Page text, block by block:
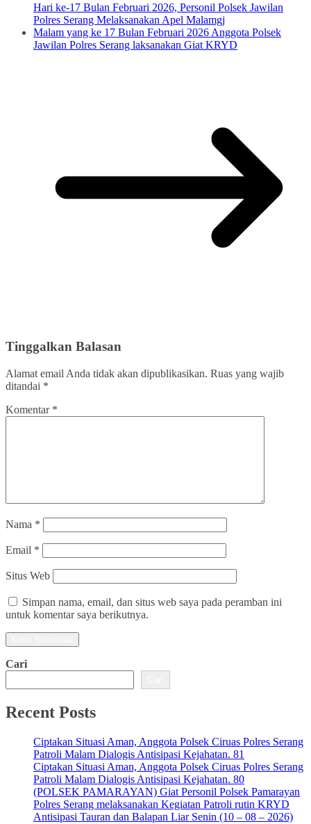
Hari ke-17 Bulan Februari 2026, Personil Polsek Jawilan
Polres Serang Melaksanakan Apel Malamgj
Malam yang ke 17 Bulan Februari 2026 Anggota Polsek
Jawilan Polres Serang laksanakan Giat KRYD
Tinggalkan Balasan
Alamat email Anda tidak akan dipublikasikan. Ruas yang wajib
ditandai *
Komentar *
Nama *
Email *
Situs Web
Simpan nama, email, dan situs web saya pada peramban ini
untuk komentar saya berikutnya.
Cari
Recent Posts
Ciptakan Situasi Aman, Anggota Polsek Ciruas Polres Serang
Patroli Malam Dialogis Antisipasi Kejahatan. 81
Ciptakan Situasi Aman, Anggota Polsek Ciruas Polres Serang
Patroli Malam Dialogis Antisipasi Kejahatan. 80
(POLSEK PAMARAYAN) Giat Personil Polsek Pamarayan
Polres Serang melaksanakan Kegiatan Patroli rutin KRYD
Antisipasi Tauran dan Balapan Liar Senin (10 – 08 – 2026)